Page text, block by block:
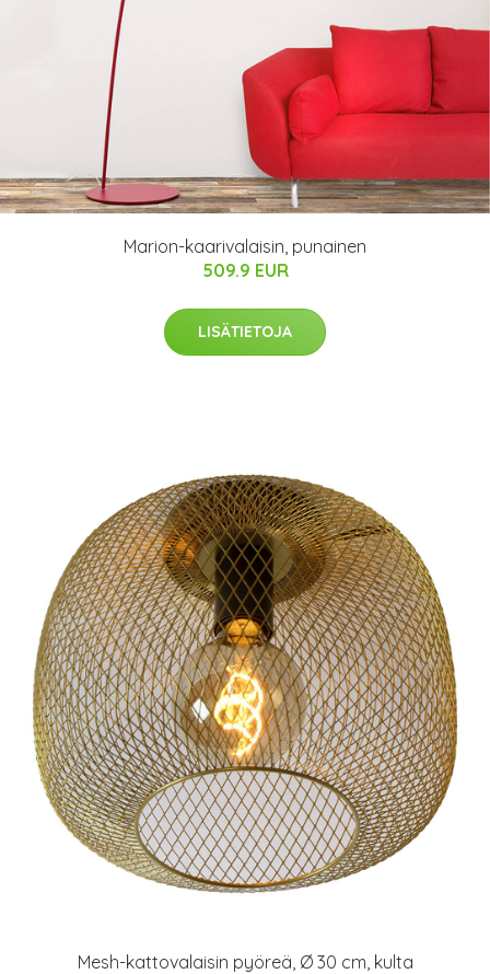
Marion-kaarivalaisin, punainen
509.9 EUR
LISÄTIETOJA
Mesh-kattovalaisin pyöreä, Ø 30 cm, kulta